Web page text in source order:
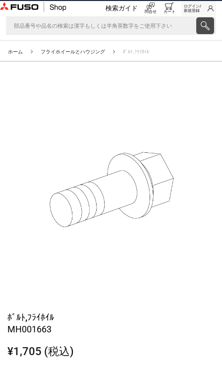
検索ガイド 問合せ カート
ログイン/
新規登録
ホーム フライホイールとハウジング ﾎﾞﾙﾄ,ﾌﾗｲﾎｲﾙ
ﾎﾞﾙﾄ,ﾌﾗｲﾎｲﾙ
MH001663
¥1,705 (税込)